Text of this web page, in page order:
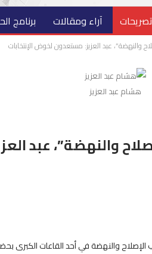
آراء ومقالات برنامج
والنهضة”، عبد العزيز: مستعدون لخوض الإنتخابات
هشام عبد العزيز
والنهضة”، عبد
والنهضة في أحد القاعات الكبرى